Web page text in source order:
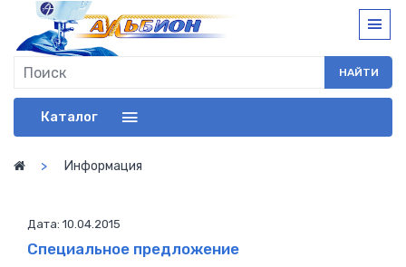
НАЙТИ
Каталог
Информация
Дата: 10.04.2015
Специальное предложение